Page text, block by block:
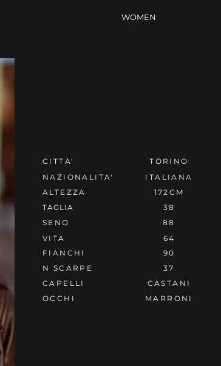
WOMEN
ITALIANA
172CM
38
88
64
90
37
CASTANI
MARRONI
TORINO
NAZIONALITA'
ALTEZZA
TAGLIA
SENO
VITA
FIANCHI
N SCARPE
CAPELLI
OCCHI
CITTA'